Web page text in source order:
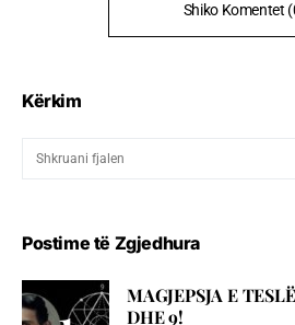
Shiko Komentet
Kërkim
Postime të Zgjedhura
MAGJEPSJA E
DHE 9!